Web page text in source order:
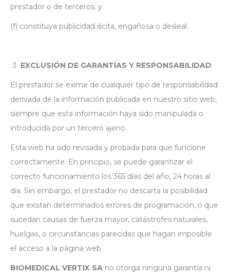
prestador o de terceros; y
(f) constituya publicidad ilícita, engañosa o desleal.
EXCLUSIÓN DE GARANTÍAS Y RESPONSABILIDAD
El prestador se exime de cualquier tipo de responsabilidad
derivada de la información publicada en nuestro sitio web,
siempre que esta información haya sido manipulada o
introducida por un tercero ajeno.
Esta web ha sido revisada y probada para que funcione
correctamente. En principio, se puede garantizar el
correcto funcionamiento los 365 días del año, 24 horas al
día. Sin embargo, el prestador no descarta la posibilidad
que existan determinados errores de programación, o que
sucedan causas de fuerza mayor, catástrofes naturales,
huelgas, o circunstancias parecidas que hagan imposible
el acceso a la página web.
BIOMEDICAL VERTIX SA no otorga ninguna garantía ni